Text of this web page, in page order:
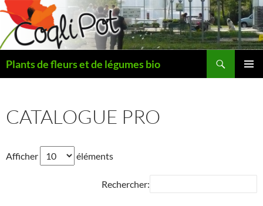
Aller
contenu
Plants de fleurs et de légumes bio
CATALOGUE PRO
Afficher éléments
Rechercher: